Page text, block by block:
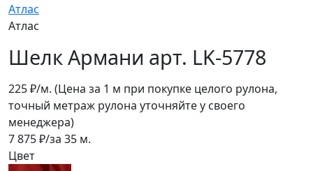
Атлас
Атлас
Шелк Армани арт. LK-5778
225₽/м. (Цена за 1 м при покупке целого рулона,
точный метраж рулона уточняйте у своего
менеджера)
7 875₽/за 35 м.
Цвет